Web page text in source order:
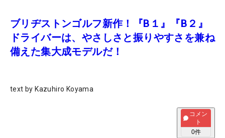
ブリヂストンゴルフ新作！『B１』『B２』
ドライバーは、やさしさと振りやすさを兼ね
備えた集大成モデルだ！
text by Kazuhiro Koyama
コメン
ト
0件